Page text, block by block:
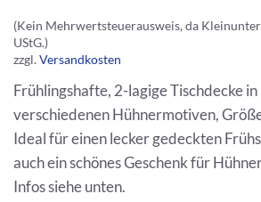
(Kein Mehrwertsteuerausweis, da
UStG.)
zzgl.Versandkosten
Frühlingshafte, 2-lagige Tischdecke
verschiedenen Hühnermotiven,
Ideal für einen lecker gedeckten
auch ein schönes Geschenk für
Infos siehe unten.